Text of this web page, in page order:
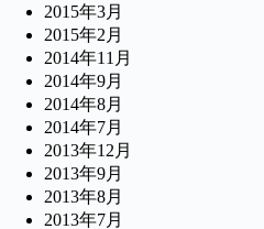
2015年3月
2015年2月
2014年11月
2014年9月
2014年8月
2014年7月
2013年12月
2013年9月
2013年8月
2013年7月